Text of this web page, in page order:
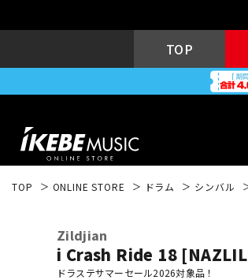
TOP
TOP ONLINE STORE ドラム シンバル
Zildjian
i Crash Ride 18
ドラステサマーセール2026対象品！